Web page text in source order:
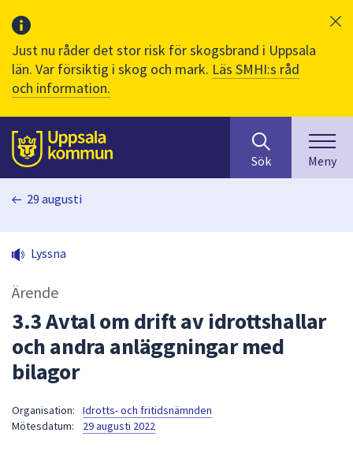
Just nu råder det stor risk för skogsbrand i Uppsala
län. Var försiktig i skog och mark. Läs SMHI:s råd
och information.
Till sidans
huvudinnehåll
efter
innehåll
på
sökfältet
kommer
sökförslag
Sök Meny
29 augusti
Lyssna
Ärende
3.3 Avtal om drift av idrottshallar
och andra anläggningar med
bilagor
Organisation:
Idrotts- och fritidsnämnden
Mötesdatum:
29 augusti 2022